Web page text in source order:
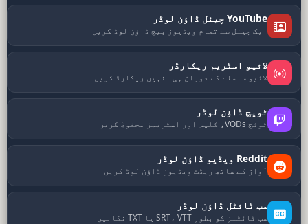
YouTube چینل ڈاؤن لوڈر
ایک چینل سے تمام ویڈیوز بیچ ڈاؤن لوڈ کریں
لائیو اسٹریم ریکارڈر
لائیو سلسلے کے دوران ہی انہیں ریکارڈ کریں
ٹویچ ڈاؤن لوڈر
ٹوئچ VODs، کلپس اور اسٹریمز محفوظ کریں
Reddit ویڈیو ڈاؤن لوڈر
آواز کے ساتھ ریڈٹ ویڈیوز ڈاؤن لوڈ کریں
سب ٹائٹل ڈاؤن لوڈر
سب ٹائٹلز کو بطور SRT، VTT یا TXT نکالیں